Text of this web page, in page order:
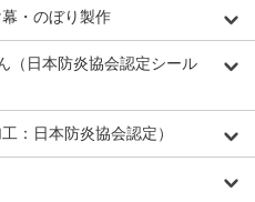
・のぼり製作
（日本防炎協会認定シール
：日本防炎協会認定）